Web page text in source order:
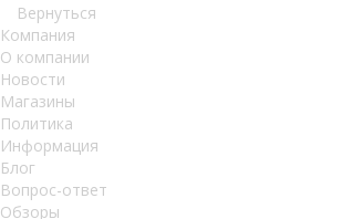
Вернуться
Компания
О компании
Новости
Магазины
Политика
Информация
Блог
Вопрос-ответ
Обзоры